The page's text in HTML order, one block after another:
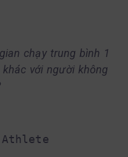
chạy trung bình 1
với người không
Athlete